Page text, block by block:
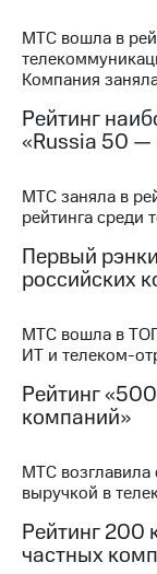
ПАО
"МТС"
Личный
кабинет
капитал
и
аудит
Рынок
Порядок
Рынок
МТС вошла в
Компания
Рейтинг
«Russia 50 —
МТС заняла в
рейтинга среди
Первый
российских
МТС вошла в
ИТ и телеком-
Рейтинг
компаний»
МТС
выручкой в
Рейтинг 200
частных